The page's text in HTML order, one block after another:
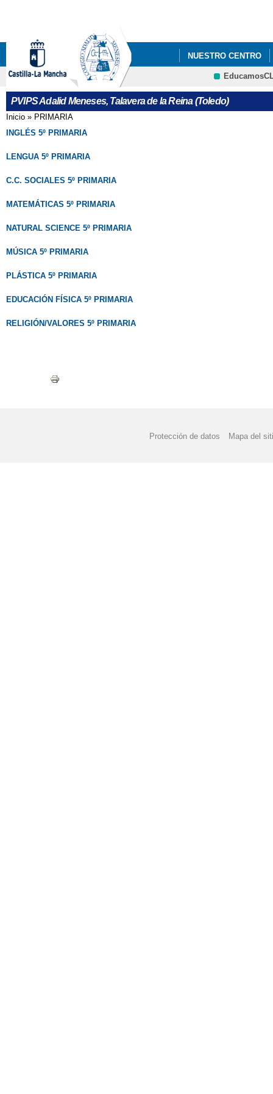
NUESTRO CENTRO
EDUCAMOS CLM
PVIPS Adalid Meneses, Talavera de la Reina (Toledo)
Se encuentra usted aquí
Inicio » PRIMARIA
INGLÉS 5º PRIMARIA
LENGUA 5º PRIMARIA
C.C. SOCIALES 5º PRIMARIA
MATEMÁTICAS 5º PRIMARIA
NATURAL SCIENCE 5º PRIMARIA
MÚSICA 5º PRIMARIA
PLÁSTICA 5º PRIMARIA
EDUCACIÓN FÍSICA 5º PRIMARIA
RELIGIÓN/VALORES 5º PRIMARIA
Protección de datos Mapa del